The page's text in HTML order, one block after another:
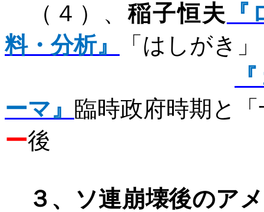
（４）、稲子恒夫
料・分析』
「はしがき
ーマ』 臨時政府時期と
ー後
３、ソ連崩壊後のア